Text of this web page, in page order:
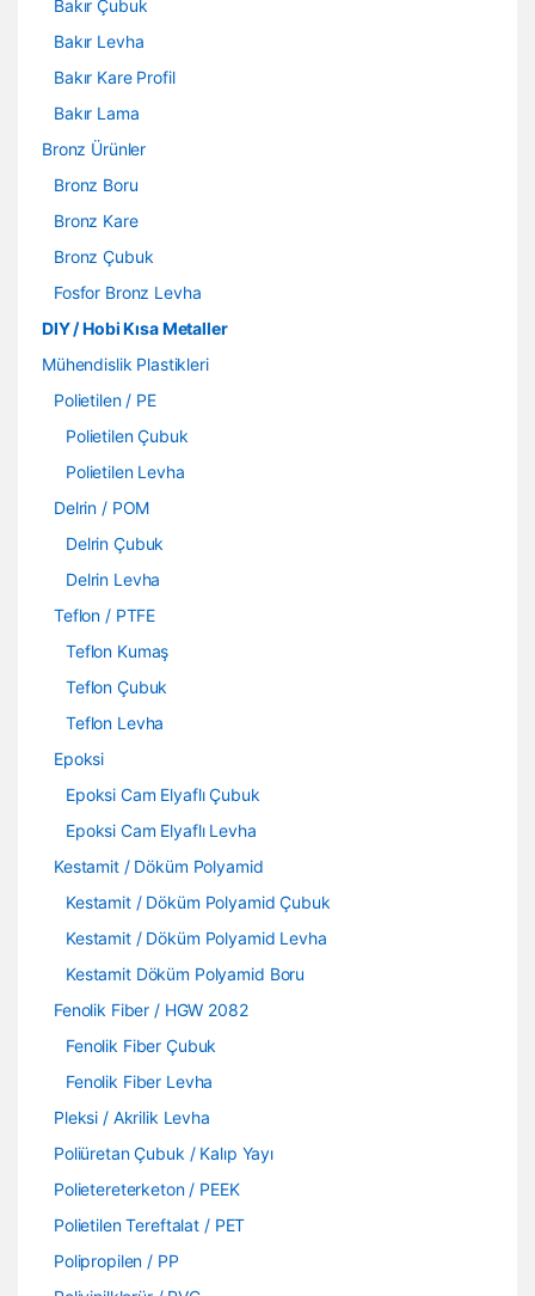
Bakır Çubuk
Bakır Levha
Bakır Kare Profil
Bakır Lama
Bronz Ürünler
Bronz Boru
Bronz Kare
Bronz Çubuk
Fosfor Bronz Levha
DIY / Hobi Kısa Metaller
Mühendislik Plastikleri
Polietilen / PE
Polietilen Çubuk
Polietilen Levha
Delrin / POM
Delrin Çubuk
Delrin Levha
Teflon / PTFE
Teflon Kumaş
Teflon Çubuk
Teflon Levha
Epoksi
Epoksi Cam Elyaflı Çubuk
Epoksi Cam Elyaflı Levha
Kestamit / Döküm Polyamid
Kestamit / Döküm Polyamid Çubuk
Kestamit / Döküm Polyamid Levha
Kestamit Döküm Polyamid Boru
Fenolik Fiber / HGW 2082
Fenolik Fiber Çubuk
Fenolik Fiber Levha
Pleksi / Akrilik Levha
Poliüretan Çubuk / Kalıp Yayı
Polietereterketon / PEEK
Polietilen Tereftalat / PET
Polipropilen / PP